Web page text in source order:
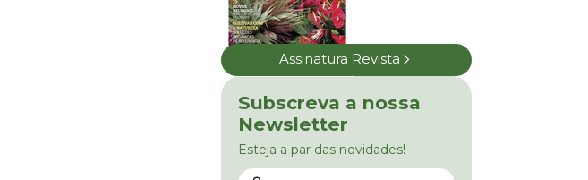
Assinatura Revista
Subscreva a nossa
Newsletter
Esteja a par das novidades!